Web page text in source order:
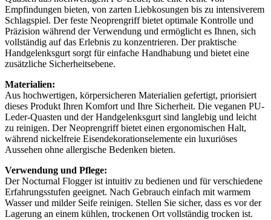
Empfindungen bieten, von zarten Liebkosungen bis zu intensiverem
Schlagspiel. Der feste Neoprengriff bietet optimale Kontrolle und
Präzision während der Verwendung und ermöglicht es Ihnen, sich
vollständig auf das Erlebnis zu konzentrieren. Der praktische
Handgelenksgurt sorgt für einfache Handhabung und bietet eine
zusätzliche Sicherheitsebene.
Materialien:
Aus hochwertigen, körpersicheren Materialien gefertigt, priorisiert
dieses Produkt Ihren Komfort und Ihre Sicherheit. Die veganen PU-
Leder-Quasten und der Handgelenksgurt sind langlebig und leicht
zu reinigen. Der Neoprengriff bietet einen ergonomischen Halt,
während nickelfreie Eisendekorationselemente ein luxuriöses
Aussehen ohne allergische Bedenken bieten.
Verwendung und Pflege:
Der Nocturnal Flogger ist intuitiv zu bedienen und für verschiedene
Erfahrungsstufen geeignet. Nach Gebrauch einfach mit warmem
Wasser und milder Seife reinigen. Stellen Sie sicher, dass es vor der
Lagerung an einem kühlen, trockenen Ort vollständig trocken ist.